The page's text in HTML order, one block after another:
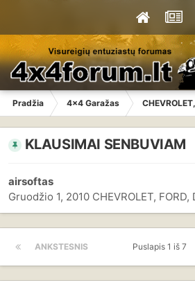
Pradžia 4x4 Garažas
KLAUSIMAI SENBUVIAM
airsoftas
Gruodžio 1, 2010 CHEVROLET, FORD,
ANKSTESNIS Puslapis 1 iš 7